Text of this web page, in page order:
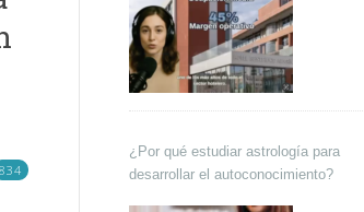
834
¿Por qué estudiar astrología para
desarrollar el autoconocimiento?